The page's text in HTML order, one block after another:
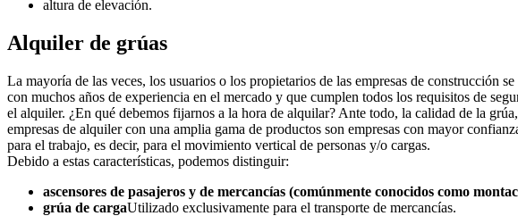
altura de elevación.
Alquiler de grúas
La mayoría de las veces, los usuarios o los propietarios de las empresas de construcción
con muchos años de experiencia en el mercado y que cumplen todos los requisitos de
el alquiler. ¿En qué debemos fijarnos a la hora de alquilar? Ante todo, la calidad de la
empresas de alquiler con una amplia gama de productos son empresas con mayor
para el trabajo, es decir, para el movimiento vertical de personas y/o cargas.
Debido a estas características, podemos distinguir:
ascensores de pasajeros y de mercancías (comúnmente conocidos como
grúa de cargaUtilizado exclusivamente para el transporte de mercancías.